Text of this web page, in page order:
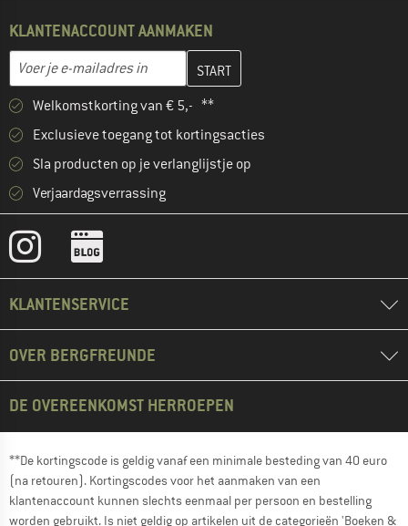
KLANTENACCOUNT AANMAKEN
E-mailadres
Vul je e-mailadres hier in en maak in de volgende stap je
Welkomstkorting van € 5,- **
Exclusieve toegang tot kortingsacties
Sla producten op je verlanglijstje op
Verjaardagsverrassing
KLANTENSERVICE
OVER BERGFREUNDE
DE OVEREENKOMST HERROEPEN
**De kortingscode is geldig vanaf een minimale besteding van 40 euro
(na retouren). Kortingscodes voor het aanmaken van een
klantenaccount kunnen slechts eenmaal per persoon en bestelling
worden gebruikt. Is niet geldig op artikelen uit de categorieën 'Boeken &